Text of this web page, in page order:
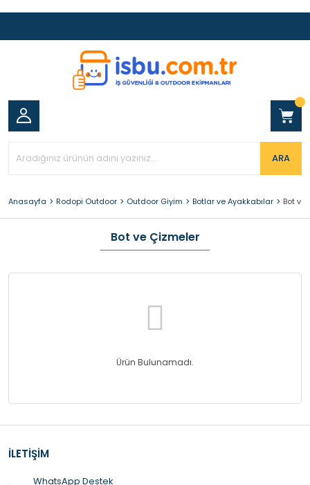
ARA
Anasayfa Rodopi Outdoor Outdoor Giyim Botlar ve Ayakkabılar Bot ve
Bot ve Çizmeler
Ürün Bulunamadı.
İLETİŞİM
WhatsApp Destek